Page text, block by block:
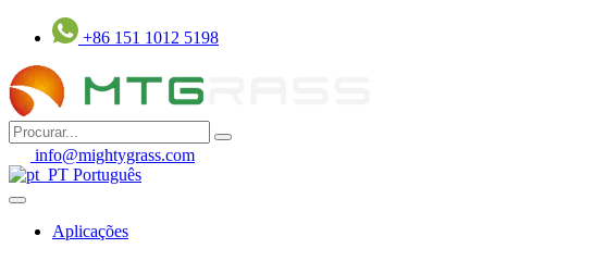
para
conteúdo
+86 151 1012 5198
info@mightygrass.com
Português
Aplicações